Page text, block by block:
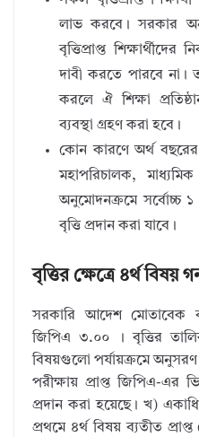
লাভ করবে। সরকার
বৃত্তিপ্রাপ্ত
দাবী করতে পারবে না।
করলে ঐ শিক্ষা
ব্যবস্থা গ্রহণ করা হবে।
কোন কারণে অর্থ বছরের
মহাপরিচালক,
অনুমোদনক্রমে সর্বোচ্চ
বৃত্তি প্রদান করা যাবে।
বৃত্তির ক্ষেত্রে ৪র্থ বিষয়
সরকারি আদেশ মোতাবেক
জিপিএ ৩.০০ । বৃত্তির
বিষয়গুলো পর্যায়ক্রমে অনুসরণ
পরীক্ষায় প্রাপ্ত জিপিএ-এর
প্রদান করা হয়েছে। খ)
প্রথমে ৪র্থ বিষয় ব্যতীত